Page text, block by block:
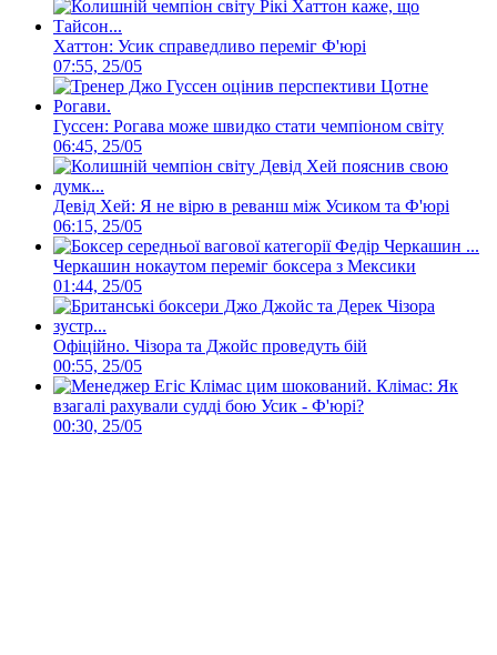
Хаттон: Усик справедливо переміг Ф'юрі
07:55, 25/05
Гуссен: Рогава може швидко стати чемпіоном світу
06:45, 25/05
Девід Хей: Я не вірю в реванш між Усиком та Ф'юрі
06:15, 25/05
Черкашин нокаутом переміг боксера з Мексики
01:44, 25/05
Офіційно. Чізора та Джойс проведуть бій
00:55, 25/05
Клімас: Як
взагалі рахували судді бою Усик - Ф'юрі?
00:30, 25/05